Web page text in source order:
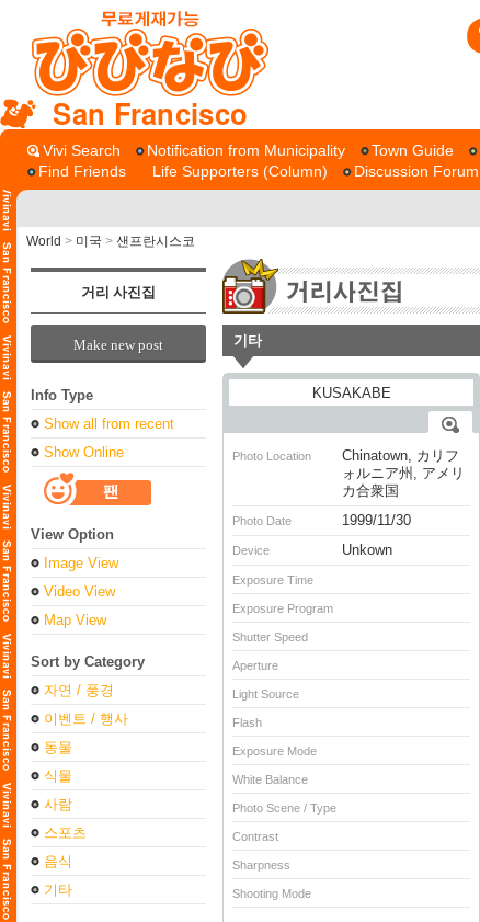
San Francisco
Vivi Search Notification from Municipality Town Guide
Find Friends
Life Supporters (Column) Discussion Forum
World > 미국 > 샌프란시스코
거리 사진집
Make new post
Info Type
Show all from recent
Show Online
View Option
Image View
Video View
Map View
Sort by Category
자연 / 풍경
이벤트 / 행사
동물
식물
사람
스포츠
음식
기타
기타
Photo Location
Chinatown, カリフ
ォルニア州, アメリ
カ合衆国
Photo Date 1999/11/30
Device Unkown
Exposure Time
Exposure Program
Shutter Speed
Aperture
Light Source
Flash
Exposure Mode
White Balance
Photo Scene / Type
Contrast
Sharpness
Shooting Mode